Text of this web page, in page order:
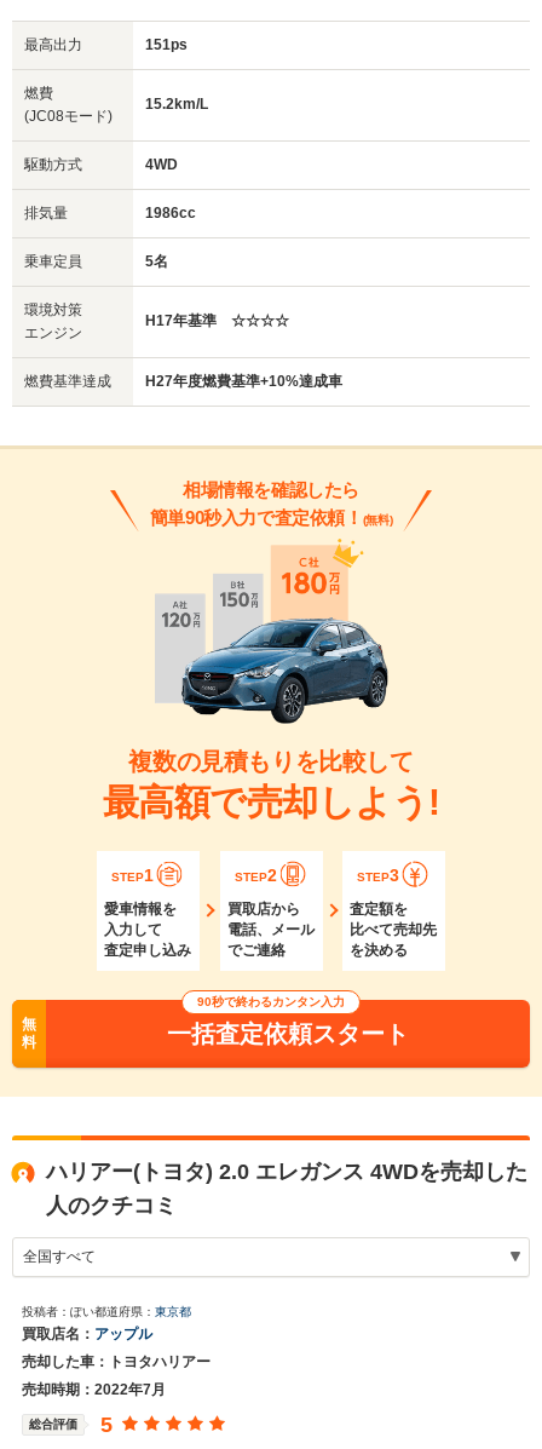
最高出力 151ps
燃費
(JC08モード)
15.2km/L
駆動方式 4WD
排気量 1986cc
乗車定員 5名
環境対策
エンジン
H17年基準 ☆☆☆☆
燃費基準達成 H27年度燃費基準+10%達成車
相場情報を確認したら
簡単90秒入力で査定依頼！ (無料)
複数の見積もりを比較して
最高額で売却しよう!
STEP1
愛車情報を
入力して
査定申し込み
STEP2
買取店から
電話、メール
でご連絡
STEP3
査定額を
比べて売却先
を決める
無
料
90秒で終わるカンタン入力
一括査定依頼スタート
ハリアー(トヨタ) 2.0 エレガンス 4WDを売却した
人のクチコミ
投稿者：ぽい都道府県： 東京都
買取店名： アップル
売却した車：トヨタハリアー
売却時期：2022年7月
総合評価 5